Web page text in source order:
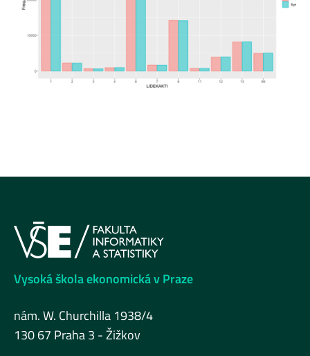
Vysoká škola ekonomická v Praze
nám. W. Churchilla 1938/4
130 67 Praha 3 - Žižkov